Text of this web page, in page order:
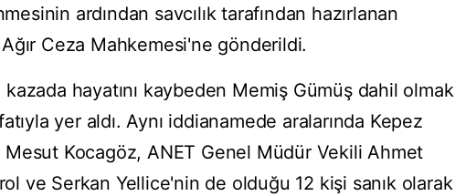
ardından savcılık tarafından hazırlanan
Ceza Mahkemesi'ne gönderildi.
hayatını kaybeden Memiş Gümüş dahil olmak
yer aldı. Aynı iddianamede aralarında Kepez
Mesut Kocagöz, ANET Genel Müdür Vekili Ahmet
ve Serkan Yellice'nin de olduğu 12 kişi sanık olarak